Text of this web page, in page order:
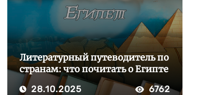
Литературный путеводитель по
странам: что почитать о Египте
28.10.2025 6762